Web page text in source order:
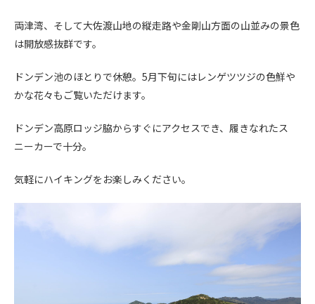
両津湾、そして大佐渡山地の縦走路や金剛山方面の山並みの景色
は開放感抜群です。
ドンデン池のほとりで休憩。5月下旬にはレンゲツツジの色鮮や
かな花々もご覧いただけます。
ドンデン高原ロッジ脇からすぐにアクセスでき、履きなれたス
ニーカーで十分。
気軽にハイキングをお楽しみください。